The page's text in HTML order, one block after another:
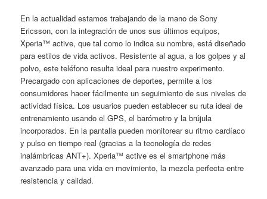
En la actualidad estamos trabajando de la mano de Sony
Ericsson, con la integración de unos sus últimos equipos,
Xperia™ active, que tal como lo indica su nombre, está diseñado
para estilos de vida activos. Resistente al agua, a los golpes y al
polvo, este teléfono resulta ideal para nuestro experimento.
Precargado con aplicaciones de deportes, permite a los
consumidores hacer fácilmente un seguimiento de sus niveles de
actividad física. Los usuarios pueden establecer su ruta ideal de
entrenamiento usando el GPS, el barómetro y la brújula
incorporados. En la pantalla pueden monitorear su ritmo cardíaco
y pulso en tiempo real (gracias a la tecnología de redes
inalámbricas ANT+). Xperia™ active es el smartphone más
avanzado para una vida en movimiento, la mezcla perfecta entre
resistencia y calidad.